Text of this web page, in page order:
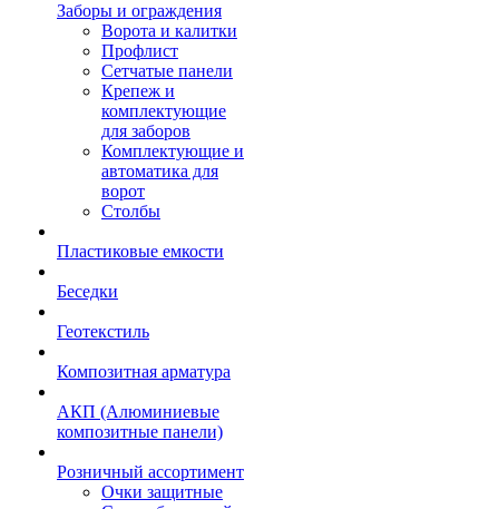
Заборы и ограждения
Ворота и калитки
Профлист
Сетчатые панели
Крепеж и
комплектующие
для заборов
Комплектующие и
автоматика для
ворот
Столбы
Пластиковые емкости
Беседки
Геотекстиль
Композитная арматура
АКП (Алюминиевые
композитные панели)
Розничный ассортимент
Очки защитные